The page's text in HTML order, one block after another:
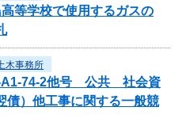
等学校で使用するガスの
木事務所
A1-74-2他号 公共 社会資
債）他工事に関する一般競